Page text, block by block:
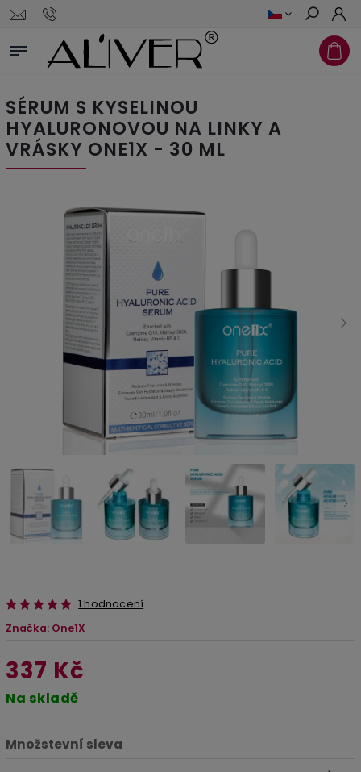
Hledat
SÉRUM S KYSELINOU
HYALURONOVOU NA LINKY A
VRÁSKY ONE1X - 30 ML
1 hodnocení
Značka: One1X
337 Kč
Na skladě
Množstevní sleva